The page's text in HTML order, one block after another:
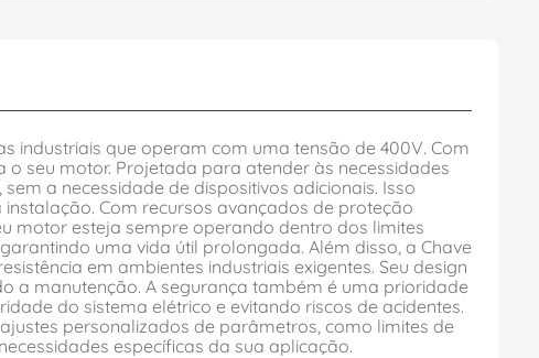
industriais que operam com uma tensão de 400V. Com
seu motor. Projetada para atender às necessidades
a necessidade de dispositivos adicionais. Isso
Com recursos avançados de proteção
motor esteja sempre operando dentro dos limites
uma vida útil prolongada. Além disso, a Chave
em ambientes industriais exigentes. Seu design
a manutenção. A segurança também é uma prioridade
do sistema elétrico e evitando riscos de acidentes.
personalizados de parâmetros, como limites de
específicas da sua aplicação.